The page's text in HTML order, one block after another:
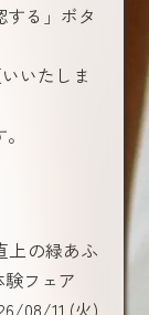
る」ボタ
いたしま
上の緑あふ
フェア
08/11 (火)